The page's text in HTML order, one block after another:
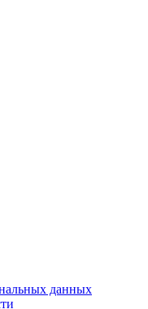
данных